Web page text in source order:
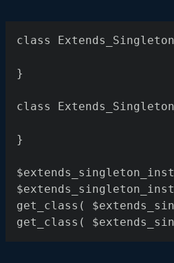
class
}
class
}
get_class(
get_class(